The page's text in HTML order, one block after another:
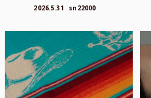
2026.5.31 sn22000